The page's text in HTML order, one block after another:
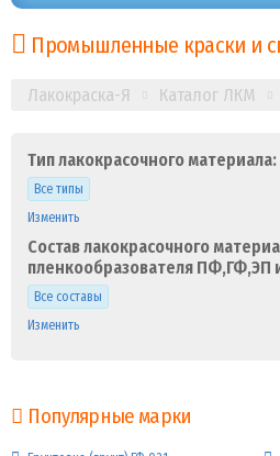
Промышленные краски и
Лакокраска-Я Каталог ЛКМ
Тип лакокрасочного материала:
Все типы
Изменить
Состав лакокрасочного
пленкообразователя ПФ,ГФ,ЭП
Все составы
Изменить
Популярные марки